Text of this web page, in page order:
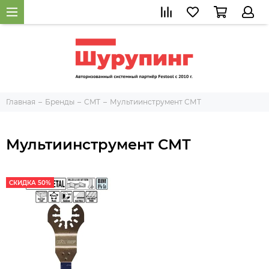
Главная Бренды CMT Мультиинструмент СМТ
Мультиинструмент СМТ
СКИДКА 50%